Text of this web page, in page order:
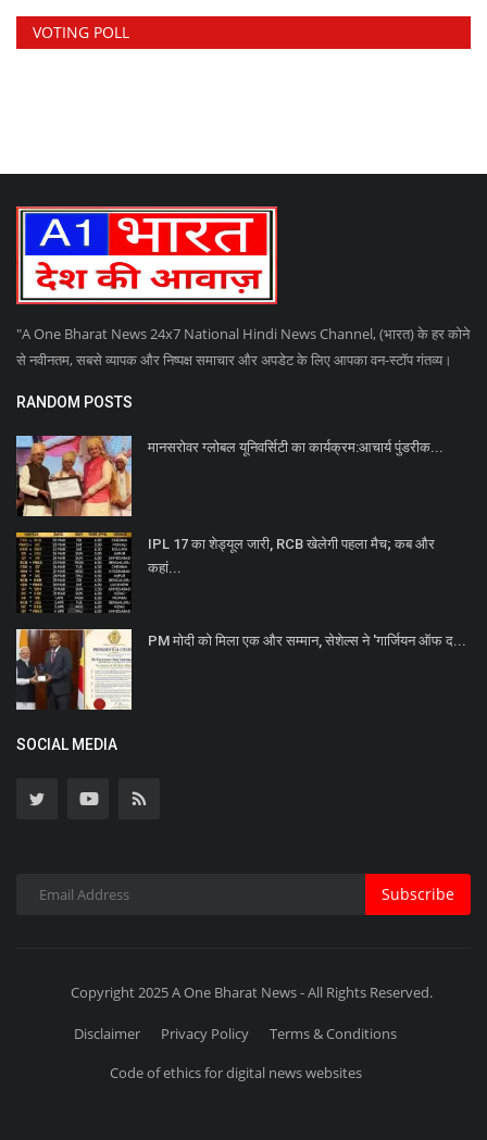
VOTING POLL
"A One Bharat News 24x7 National Hindi News Channel, (भारत) के हर कोने
से नवीनतम, सबसे व्यापक और निष्पक्ष समाचार और अपडेट के लिए आपका वन-स्टॉप गंतव्य।
RANDOM POSTS
मानसरोवर ग्लोबल यूनिवर्सिटी का कार्यक्रम:आचार्य पुंडरीक...
IPL 17 का शेड्यूल जारी, RCB खेलेगी पहला मैच; कब और
कहां...
PM मोदी को मिला एक और सम्मान, सेशेल्स ने 'गार्जियन ऑफ द...
SOCIAL MEDIA
Subscribe
Copyright 2025 A One Bharat News - All Rights Reserved.
Disclaimer Privacy Policy
Terms & Conditions
Code of ethics for digital news websites